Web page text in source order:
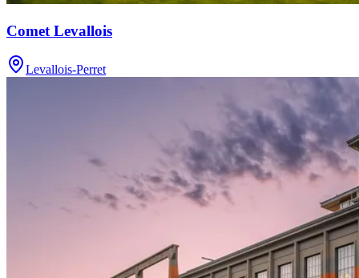
Comet Levallois
Levallois-Perret